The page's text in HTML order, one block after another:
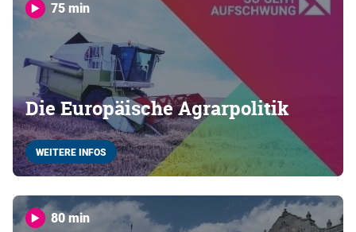
75 min
Die Europäische Agrarpolitik
WEITERE INFOS
80 min